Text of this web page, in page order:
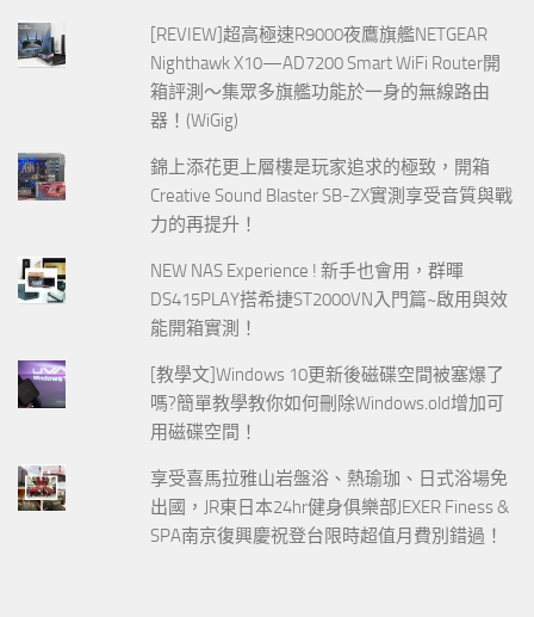
[REVIEW]超高極速R9000夜鷹旗艦NETGEAR
Nighthawk X10—AD7200 Smart WiFi Router開
箱評測～集眾多旗艦功能於一身的無線路由
器！(WiGig)
錦上添花更上層樓是玩家追求的極致，開箱
Creative Sound Blaster SB-ZX實測享受音質與戰
力的再提升！
NEW NAS Experience ! 新手也會用，群暉
DS415PLAY搭希捷ST2000VN入門篇~啟用與效
能開箱實測！
[教學文]Windows 10更新後磁碟空間被塞爆了
嗎?簡單教學教你如何刪除Windows.old增加可
用磁碟空間！
享受喜馬拉雅山岩盤浴、熱瑜珈、日式浴場免
出國，JR東日本24hr健身俱樂部JEXER Finess &
SPA南京復興慶祝登台限時超值月費別錯過！